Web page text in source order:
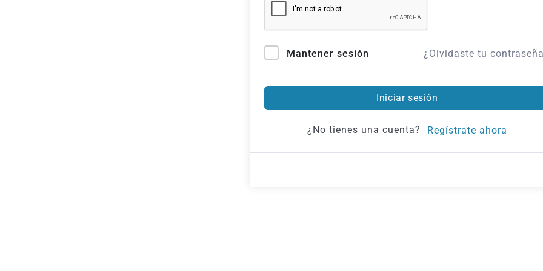
Mantener sesión ¿Olvidaste tu
Iniciar sesión
¿No tienes una cuenta? Regístrate ahora